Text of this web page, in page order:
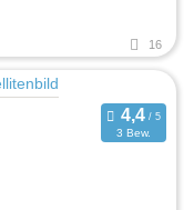
16
3 Bew.